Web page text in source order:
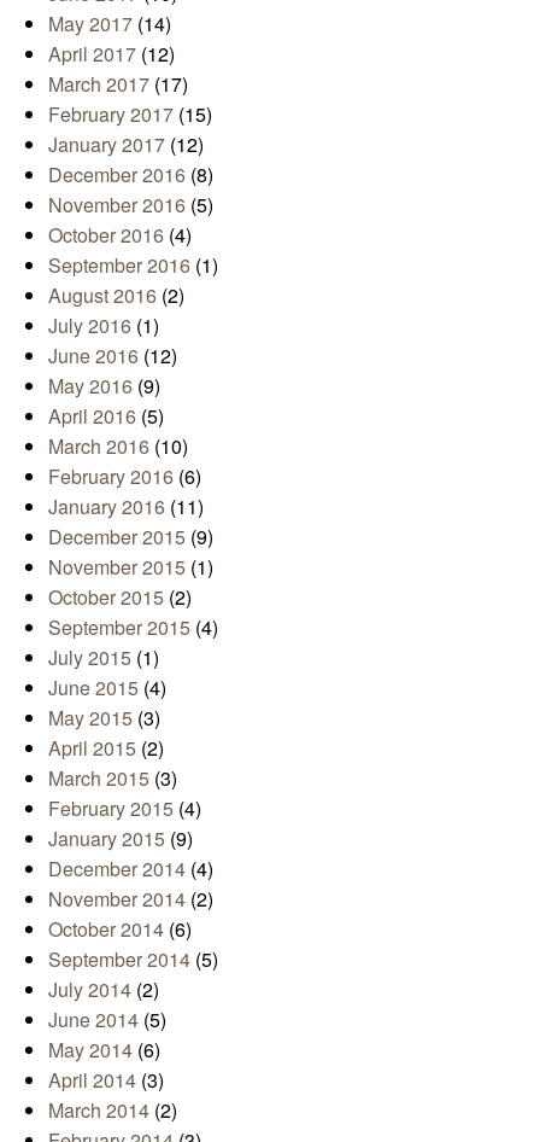
May 2017 (14)
April 2017 (12)
March 2017 (17)
February 2017 (15)
January 2017 (12)
December 2016 (8)
November 2016 (5)
October 2016 (4)
September 2016 (1)
August 2016 (2)
July 2016 (1)
June 2016 (12)
May 2016 (9)
April 2016 (5)
March 2016 (10)
February 2016 (6)
January 2016 (11)
December 2015 (9)
November 2015 (1)
October 2015 (2)
September 2015 (4)
July 2015 (1)
June 2015 (4)
May 2015 (3)
April 2015 (2)
March 2015 (3)
February 2015 (4)
January 2015 (9)
December 2014 (4)
November 2014 (2)
October 2014 (6)
September 2014 (5)
July 2014 (2)
June 2014 (5)
May 2014 (6)
April 2014 (3)
March 2014 (2)